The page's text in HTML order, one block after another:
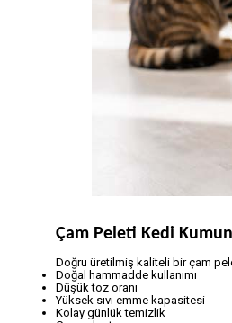
Çam Peleti Kedi
Doğru üretilmiş kaliteli bir çam
Doğal hammadde kullanımı
Düşük toz oranı
Yüksek sıvı emme kapasitesi
Kolay günlük temizlik